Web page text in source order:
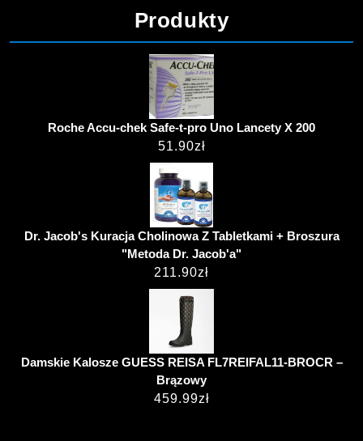
Produkty
Roche Accu-chek Safe-t-pro Uno Lancety X 200
51.90zł
Dr. Jacob's Kuracja Cholinowa Z Tabletkami + Broszura
"Metoda Dr. Jacob'a"
211.90zł
Damskie Kalosze GUESS REISA FL7REIFAL11-BROCR –
Brązowy
459.99zł